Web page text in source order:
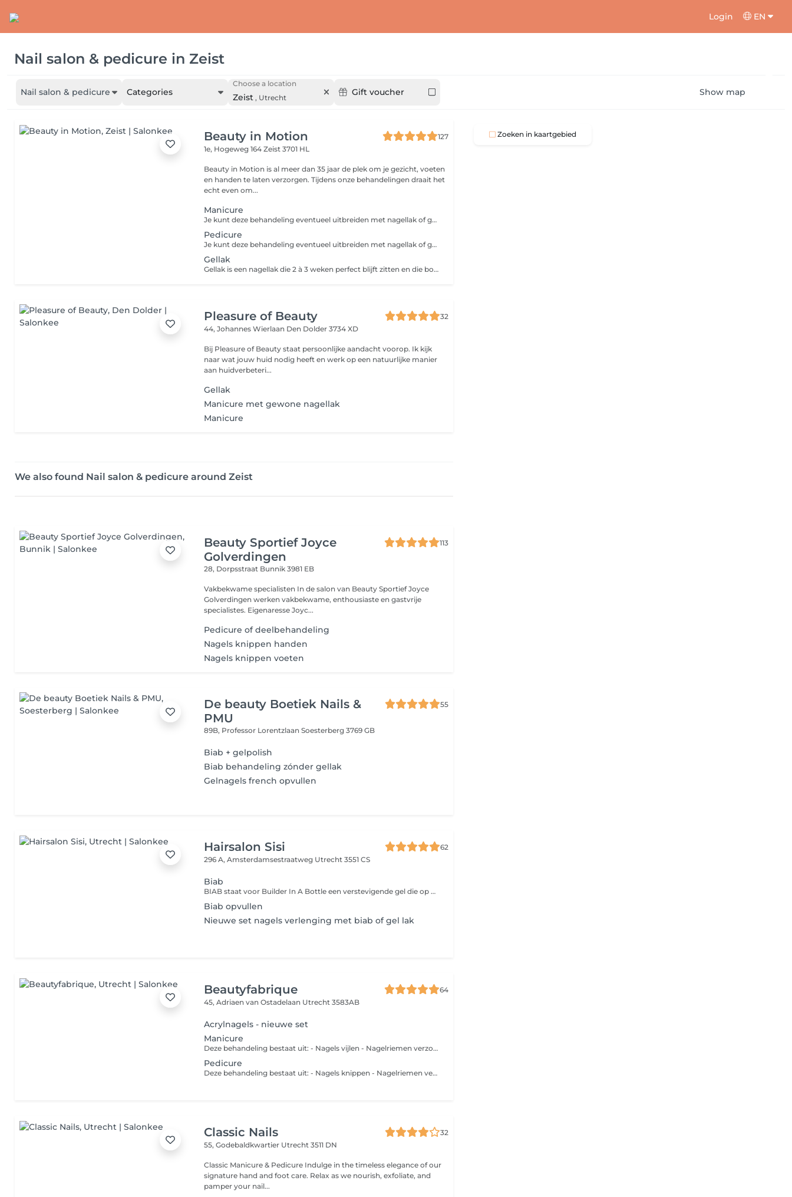
Login EN
Nail salon & pedicure in Zeist
Nail salon & pedicure Categories
Choose a location
Zeist , Utrecht
Gift voucher Show map
Beauty in Motion
127
1e, Hogeweg 164Zeist 3701 HL
Beauty in Motion is al meer dan 35 jaar de plek om je gezicht, voeten
en handen te laten verzorgen. Tijdens onze behandelingen draait het
echt even om...
Manicure
Je kunt deze behandeling eventueel uitbreiden met nagellak of gellak. Deze behandeling bestaat uit: - Nagels vijlen - Nagelriemen losmaken en bijknippen - Scrub - Massage
Pedicure
Je kunt deze behandeling eventueel uitbreiden met nagellak of gellak voor de teennagels. Deze behandeling is ook geschikt voor wie (ernstige) kalk- of schimmelnagels heeft. Je krijgt dan advies en een behandelplan mee. Deze behandeling bestaat uit: - Nagels knippen - Nagels polijsten - Nagelriemen verwijderen - Eelt verwijderen
Gellak
Gellak is een nagellak die 2 à 3 weken perfect blijft zitten en die bovendien je nagels beschermt.
Pleasure of Beauty
32
44, Johannes Wierlaan Den Dolder 3734 XD
Bij Pleasure of Beauty staat persoonlijke aandacht voorop. Ik kijk
naar wat jouw huid nodig heeft en werk op een natuurlijke manier
aan huidverbeteri...
Gellak
Manicure met gewone nagellak
Manicure
We also found Nail salon & pedicure around Zeist
Beauty Sportief Joyce
Golverdingen
113
28, Dorpsstraat Bunnik 3981 EB
Vakbekwame specialisten In de salon van Beauty Sportief Joyce
Golverdingen werken vakbekwame, enthousiaste en gastvrije
specialistes. Eigenaresse Joyc...
Pedicure of deelbehandeling
Nagels knippen handen
Nagels knippen voeten
De beauty Boetiek Nails &
PMU
55
89B, Professor LorentzlaanSoesterberg 3769 GB
Biab + gelpolish
Biab behandeling zónder gellak
Gelnagels french opvullen
Hairsalon Sisi
62
296 A, Amsterdamsestraatweg Utrecht 3551 CS
Biab
BIAB staat voor Builder In A Bottle een verstevigende gel die op de natuurlijke nagel wordt aangebracht. Deze behandeling is ideaal voor wie zijn natuurlijke nagels wil laten groeien en versterken, zonder gebruik te maken van acryl of traditionele gelnagels. Tijdens de behandeling wordt de nagel voorbereid, de BIAB gel in laagjes aangebracht en uitgehard onder een UV/LED-lamp. De nagels krijgen zo een mooie, natuurlijke look met extra stevigheid.
Biab opvullen
Nieuwe set nagels verlenging met biab of gel lak
Beautyfabrique
64
45, Adriaen van Ostadelaan Utrecht 3583AB
Acrylnagels - nieuwe set
Manicure
Deze behandeling bestaat uit: - Nagels vijlen - Nagelriemen verzorgen - Handscrub - Handmasker
Pedicure
Deze behandeling bestaat uit: - Nagels knippen - Nagelriemen verzorgen - Eelt verwijderen - Voetcreme aanbrengen
Classic Nails
32
55, Godebaldkwartier Utrecht 3511 DN
Classic Manicure & Pedicure Indulge in the timeless elegance of our
signature hand and foot care. Relax as we nourish, exfoliate, and
pamper your nail...
Zoeken in kaartgebied